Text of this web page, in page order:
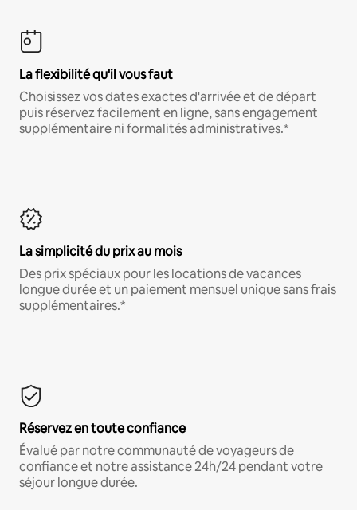
La flexibilité qu'il vous faut
Choisissez vos dates exactes d'arrivée et de départ
puis réservez facilement en ligne, sans engagement
supplémentaire ni formalités administratives.*
La simplicité du prix au mois
Des prix spéciaux pour les locations de vacances
longue durée et un paiement mensuel unique sans frais
supplémentaires.*
Réservez en toute confiance
Évalué par notre communauté de voyageurs de
confiance et notre assistance 24h/24 pendant votre
séjour longue durée.